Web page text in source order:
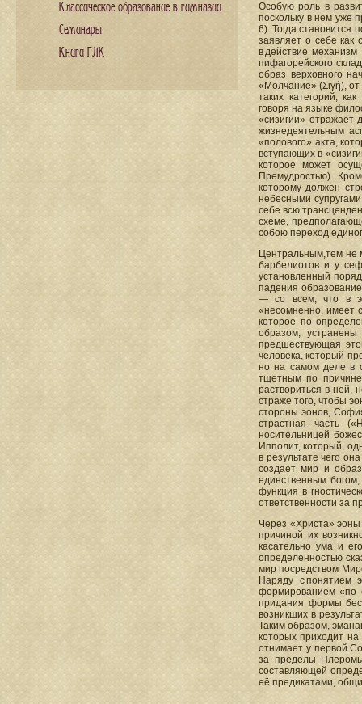
Особую роль в
поскольку в нем уже
6). Тогда становится
заявляет о себе как
в действие
пифагорейского
образ верховного
«Молчание» (Σιγή),
таких категорий,
говоря на языке
«сизигии» отражает
жизнедеятельным
«полового» акта,
вступающих в
которое может
Премудростью).
которому должен
небесными
себе всю
схеме,
собою переход
Центральным,тем не
барбелиотов и у
установленный
падения
— со всем, что в
«несомненно, имеет
которое по
образом,
предшествующая
человека, который
но на самом деле в
тщетным по
раствориться в ней,
страже того, чтобы
стороны эонов,
страстная часть
носительницей
Ипполит, который,
в результате чего
создает мир и
единственным
функция в
ответственности за
Через «Христа» эоны
причиной их
касательно ума и
определенностью
мир посредством
Наряду с понятием
формированием «по
придания формы
возникших в
Таким образом,
которых приходит
отнимает у первой
за пределы
составляющей
её предикатами,
Классическое образование в гимназии
Семинары
Книги ГЛК